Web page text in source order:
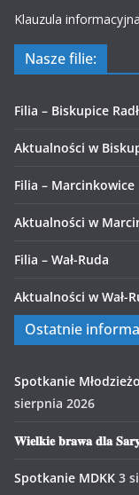
Klauzula
Nasze filie:
Filia – Biskupice
Aktualności w
Filia – Marcinkowice
Aktualności w
Filia – Wał-Ruda
Aktualności w Wał-
Ostatnie
Spotkanie
sierpnia 2026
𝐖𝐢𝐞𝐥𝐤𝐢𝐞 𝐛𝐫𝐚𝐰𝐚 𝐝𝐥𝐚
Spotkanie MDKK 3